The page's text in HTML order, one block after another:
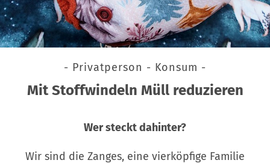
- Privatperson - Konsum -
Mit Stoffwindeln Müll reduzieren
Wer steckt dahinter?
Wir sind die Zanges, eine vierköpfige Familie